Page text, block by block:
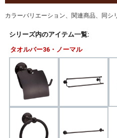
カラーバリエーション、関連商品、同シ
シリーズ内のアイテム一覧:
タオルバー36・ノーマル